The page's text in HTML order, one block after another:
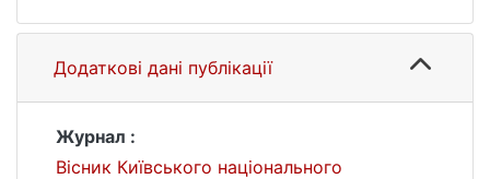
Додаткові дані публікації
Журнал :
Вісник Київського національного